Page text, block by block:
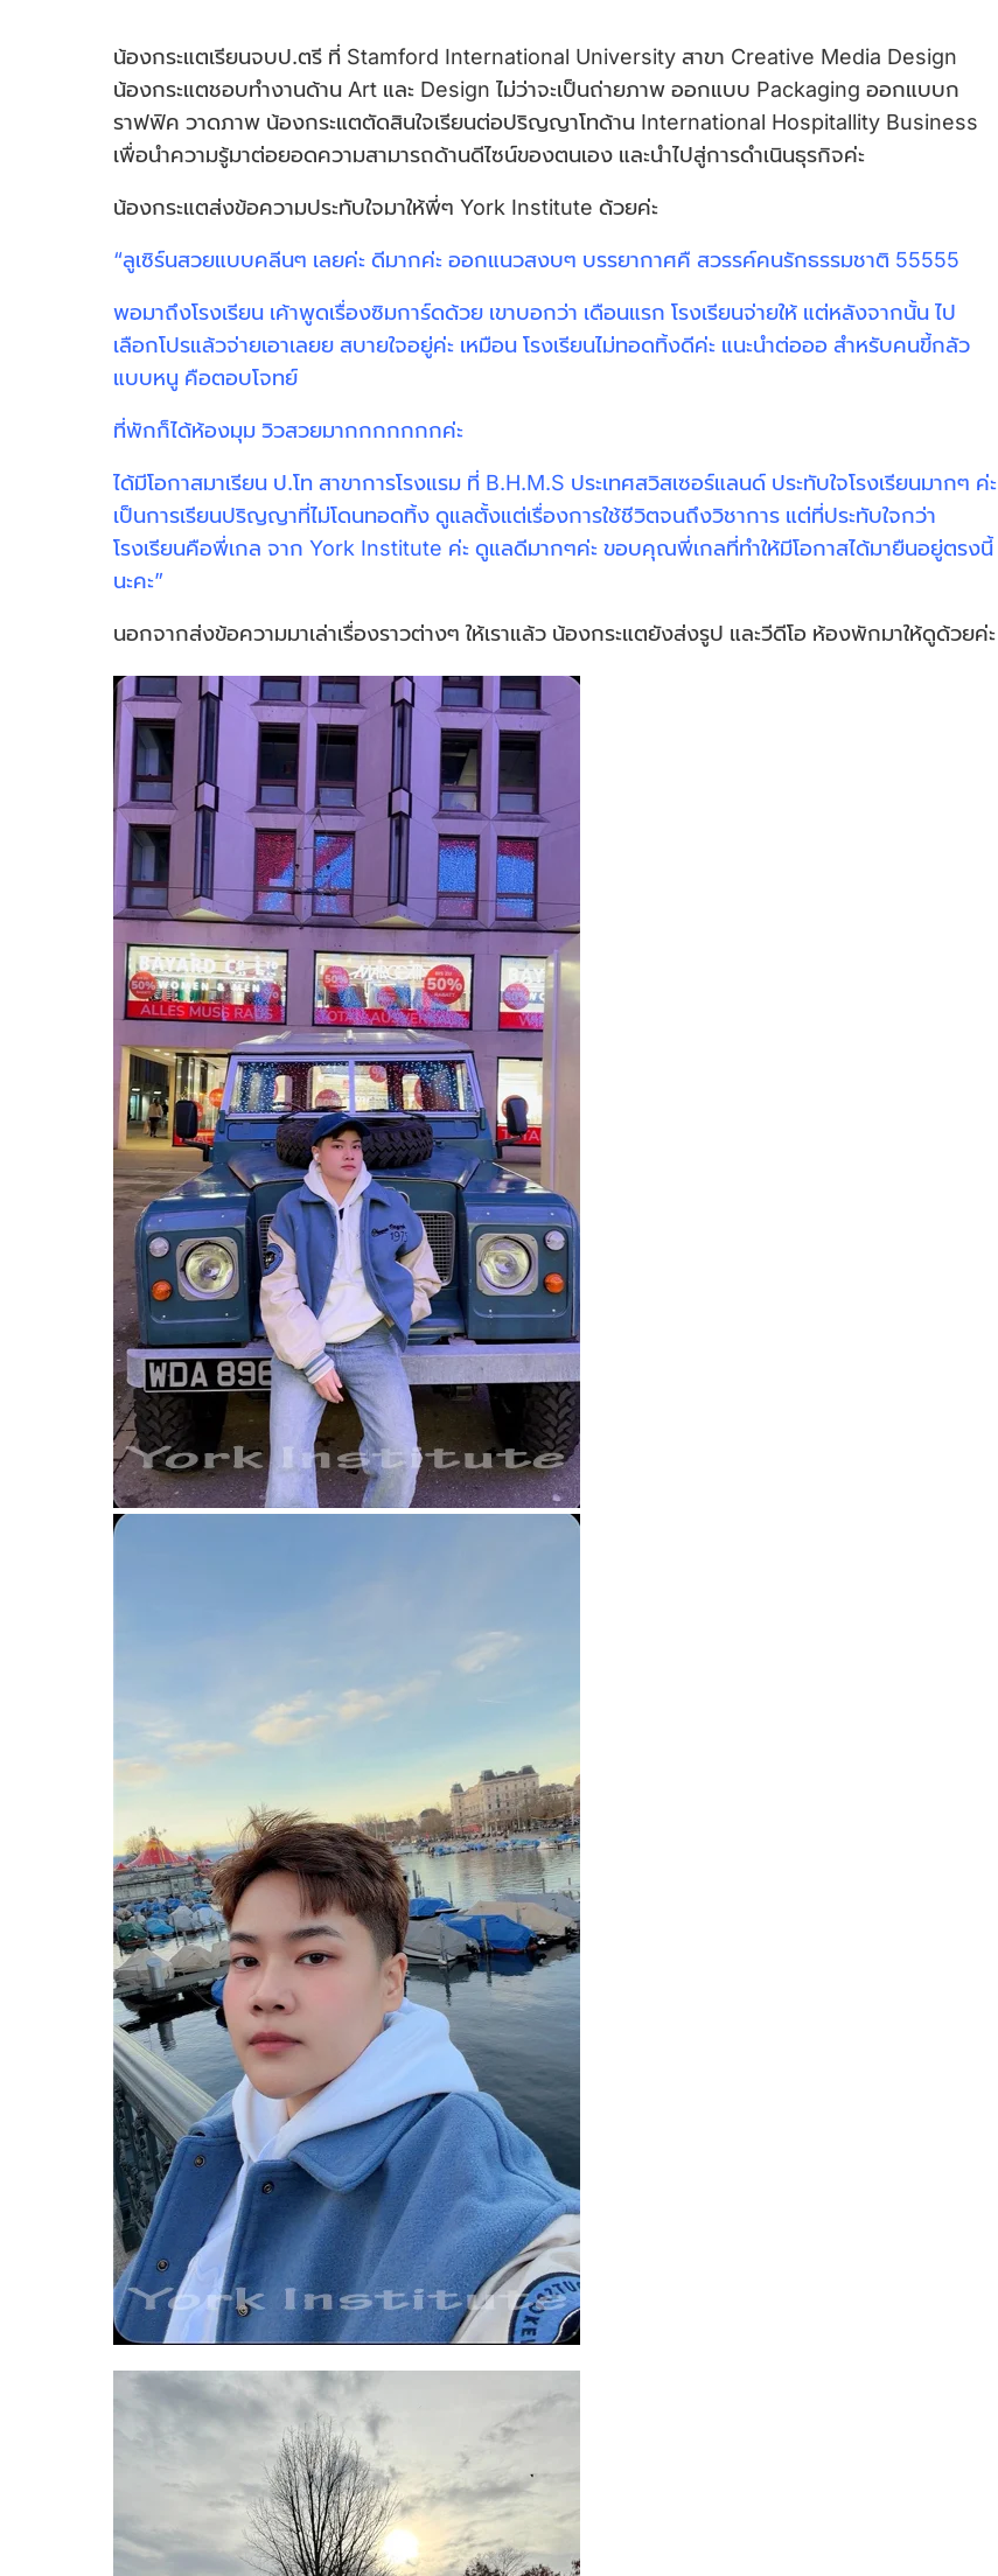
น้องกระแตเรียนจบป.ตรี ที่ Stamford International University สาขา Creative Media Design
น้องกระแตชอบทำงานด้าน Art และ Design ไม่ว่าจะเป็นถ่ายภาพ ออกแบบ Packaging ออกแบบก
ราฟฟิค วาดภาพ น้องกระแตตัดสินใจเรียนต่อปริญญาโทด้าน International Hospitallity Business
เพื่อนำความรู้มาต่อยอดความสามารถด้านดีไซน์ของตนเอง และนำไปสู่การดำเนินธุรกิจค่ะ
น้องกระแตส่งข้อความประทับใจมาให้พี่ๆ York Institute ด้วยค่ะ
“ลูเซิร์นสวยแบบคลีนๆ เลยค่ะ ดีมากค่ะ ออกแนวสงบๆ บรรยากาศคื สวรรค์คนรักธรรมชาติ 55555
พอมาถึงโรงเรียน เค้าพูดเรื่องซิมการ์ดด้วย เขาบอกว่า เดือนแรก โรงเรียนจ่ายให้ แต่หลังจากนั้น ไป
เลือกโปรแล้วจ่ายเอาเลยย สบายใจอยู่ค่ะ เหมือน โรงเรียนไม่ทอดทิ้งดีค่ะ แนะนำต่อออ สำหรับคนขี้กลัว
แบบหนู คือตอบโจทย์
ที่พักก็ได้ห้องมุม วิวสวยมากกกกกกกค่ะ
ได้มีโอกาสมาเรียน ป.โท สาขาการโรงแรม ที่ B.H.M.S ประเทศสวิสเซอร์แลนด์ ประทับใจโรงเรียนมากๆ ค่ะ
เป็นการเรียนปริญญาที่ไม่โดนทอดทิ้ง ดูแลตั้งแต่เรื่องการใช้ชีวิตจนถึงวิชาการ แต่ที่ประทับใจกว่า
โรงเรียนคือพี่เกล จาก York Institute ค่ะ ดูแลดีมากๆค่ะ ขอบคุณพี่เกลที่ทำให้มีโอกาสได้มายืนอยู่ตรงนี้
นะคะ”
นอกจากส่งข้อความมาเล่าเรื่องราวต่างๆ ให้เราแล้ว น้องกระแตยังส่งรูป และวีดีโอ ห้องพักมาให้ดูด้วยค่ะ